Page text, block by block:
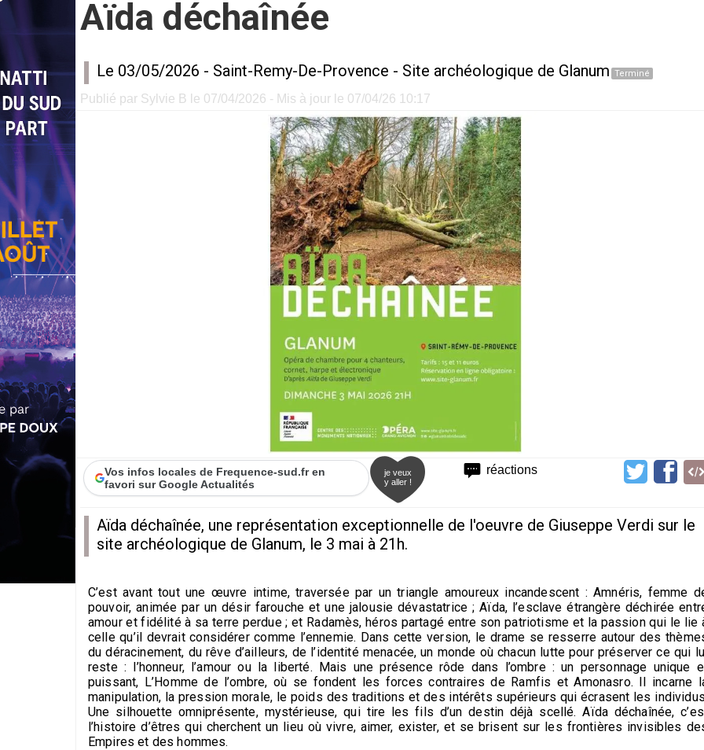
Aïda déchaînée
Le 03/05/2026 - Saint-Remy-De-Provence - Site archéologique de Glanum Terminé
Publié par Sylvie B le 07/04/2026 - Mis à jour le 07/04/26 10:17
réactions
Vos infos locales de Frequence-sud.fr en
favori sur Google Actualités
je veux
y aller !
Aïda déchaînée, une représentation exceptionnelle de l'oeuvre de Giuseppe Verdi sur le
site archéologique de Glanum, le 3 mai à 21h.
C’est avant tout une œuvre intime, traversée par un triangle amoureux incandescent : Amnéris, femme
pouvoir, animée par un désir farouche et une jalousie dévastatrice ; Aïda, l’esclave étrangère déchirée
amour et fidélité à sa terre perdue ; et Radamès, héros partagé entre son patriotisme et la passion qui le lie
celle qu’il devrait considérer comme l’ennemie. Dans cette version, le drame se resserre autour des
du déracinement, du rêve d’ailleurs, de l’identité menacée, un monde où chacun lutte pour préserver ce qui
reste : l’honneur, l’amour ou la liberté. Mais une présence rôde dans l’ombre : un personnage unique
puissant, L’Homme de l’ombre, où se fondent les forces contraires de Ramfis et Amonasro. Il incarne
manipulation, la pression morale, le poids des traditions et des intérêts supérieurs qui écrasent les
Une silhouette omniprésente, mystérieuse, qui tire les fils d’un destin déjà scellé. Aïda déchaînée,
l’histoire d’êtres qui cherchent un lieu où vivre, aimer, exister, et se brisent sur les frontières invisibles
Empires et des hommes.